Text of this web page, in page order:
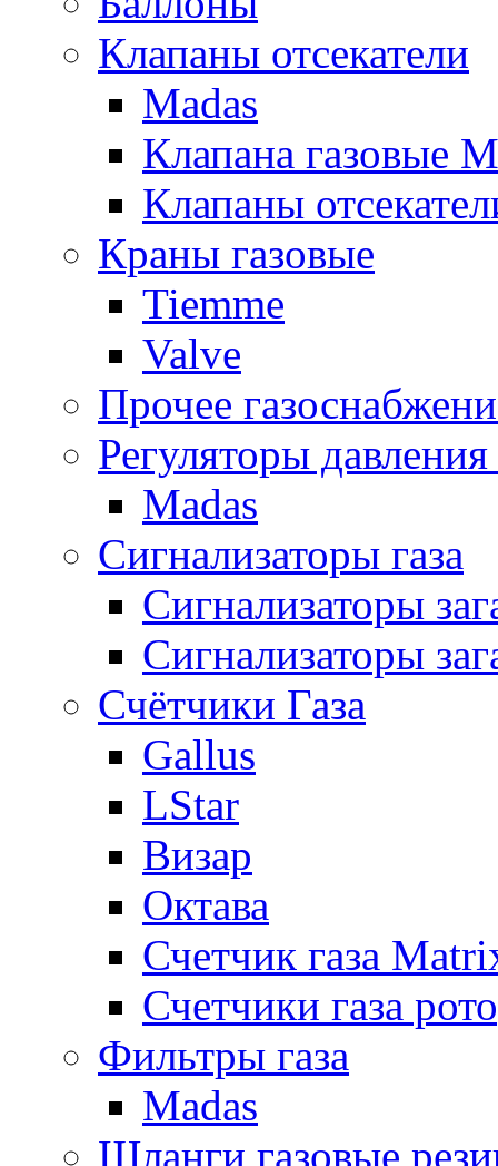
Клапаны отсекатели
Madas
Клапана газовые
Клапаны
Краны газовые
Tiemme
Valve
Прочее
Регуляторы давления
Madas
Сигнализаторы газа
Сигнализаторы
Сигнализаторы
Счётчики Газа
Gallus
LStar
Визар
Октава
Счетчик газа
Счетчики газа
Фильтры газа
Madas
Шланги газовые